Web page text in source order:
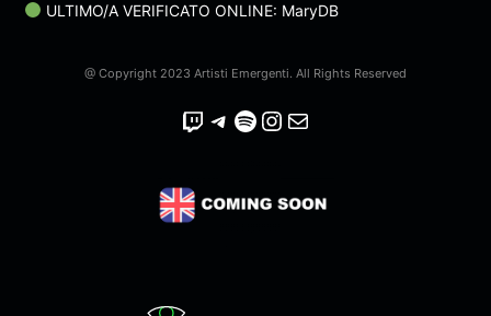
ULTIMO/A VERIFICATO ONLINE: MaryDB
@ Copyright 2023 Artisti Emergenti. All Rights Reserved
Twitch Telegram Spotify Instagram Email